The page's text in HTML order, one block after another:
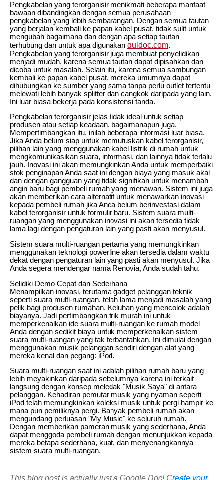
Pengkabelan yang terorganisir menikmati beberapa manfaat
bawaan dibandingkan dengan semua perusahaan
pengkabelan yang lebih sembarangan. Dengan semua tautan
yang berjalan kembali ke papan kabel pusat, tidak sulit untuk
mengubah bagaimana dan dengan apa setiap tautan
terhubung dan untuk apa digunakan guldoc.com.
Pengkabelan yang terorganisir juga membuat penyelidikan
menjadi mudah, karena semua tautan dapat dipisahkan dan
dicoba untuk masalah. Selain itu, karena semua sambungan
kembali ke papan kabel pusat, mereka umumnya dapat
dihubungkan ke sumber yang sama tanpa perlu outlet tertentu
melewati lebih banyak splitter dan cangkok daripada yang lain.
Ini luar biasa bekerja pada konsistensi tanda.
Pengkabelan terorganisir jelas tidak ideal untuk setiap
produsen atau setiap keadaan, bagaimanapun juga.
Mempertimbangkan itu, inilah beberapa informasi luar biasa.
Jika Anda belum siap untuk memutuskan kabel terorganisir,
pilihan lain yang menggunakan kabel listrik di rumah untuk
mengkomunikasikan suara, informasi, dan lainnya tidak terlalu
jauh. Inovasi ini akan memungkinkan Anda untuk memperbaiki
stok penginapan Anda saat ini dengan biaya yang masuk akal
dan dengan gangguan yang tidak signifikan untuk menambah
angin baru bagi pembeli rumah yang menawan. Sistem ini juga
akan memberikan cara alternatif untuk menawarkan inovasi
kepada pembeli rumah jika Anda belum berinvestasi dalam
kabel terorganisir untuk formulir baru. Sistem suara multi-
ruangan yang menggunakan inovasi ini akan tersedia tidak
lama lagi dengan pengaturan lain yang pasti akan menyusul.
Sistem suara multi-ruangan pertama yang memungkinkan
menggunakan teknologi powerline akan tersedia dalam waktu
dekat dengan pengaturan lain yang pasti akan menyusul. Jika
Anda segera mendengar nama Renovia, Anda sudah tahu.
Selidiki Demo Cepat dan Sederhana
Menampilkan inovasi, terutama gadget pelanggan teknik
seperti suara multi-ruangan, telah lama menjadi masalah yang
pelik bagi produsen rumahan. Keluhan yang mencolok adalah
biayanya. Jadi pertimbangkan trik murah ini untuk
memperkenalkan ide suara multi-ruangan ke rumah model
Anda dengan sedikit biaya untuk memperkenalkan sistem
suara multi-ruangan yang tak terbantahkan. Ini dimulai dengan
menggunakan musik pelanggan sendiri dengan alat yang
mereka kenal dan pegang: iPod.
Suara multi-ruangan saat ini adalah pilihan rumah baru yang
lebih meyakinkan daripada sebelumnya karena ini terkait
langsung dengan konsep meledak "Musik Saya" di antara
pelanggan. Kehadiran pemutar musik yang nyaman seperti
iPod telah memungkinkan koleksi musik untuk pergi hampir ke
mana pun pemiliknya pergi. Banyak pembeli rumah akan
mengundang perluasan "My Music" ke seluruh rumah.
Dengan memberikan pameran musik yang sederhana, Anda
dapat menggoda pembeli rumah dengan menunjukkan kepada
mereka betapa sederhana, kuat, dan menyenangkannya
sistem suara multi-ruangan.
This blog post is actually just a Google Doc! Create your